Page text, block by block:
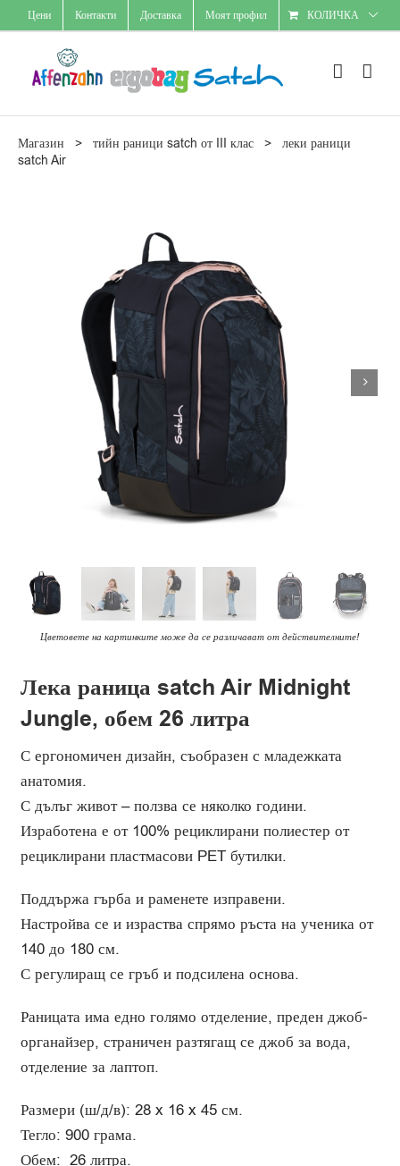
Skip
to
Цени Контакти Доставка Моят профил КОЛИЧКА
Магазин > тийн раници satch от III клас > леки раници
satch Air
Цветовете на картинките може да се различават от действителните!
Лека раница satch Air Midnight
Jungle, обем 26 литра
С ергономичен дизайн, съобразен с младежката
анатомия.
С дълъг живот – ползва се няколко години.
Изработена е от 100% рециклирани полиестер от
рециклирани пластмасови PET бутилки.
Поддържа гърба и раменете изправени.
Настройва се и израства спрямо ръста на ученика от
140 до 180 см.
С регулиращ се гръб и подсилена основа.
Раницата има едно голямо отделение, преден джоб-
органайзер, страничен разтягащ се джоб за вода,
отделение за лаптоп.
Размери (ш/д/в): 28 x 16 x 45 см.
Тегло: 900 грама.
Обем: 26 литра.